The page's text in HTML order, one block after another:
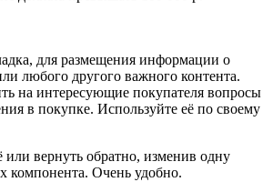
для размещения информации о
любого другого важного контента.
на интересующие покупателя вопросы
в покупке. Используйте её по своему
вернуть обратно, изменив одну
компонента. Очень удобно.